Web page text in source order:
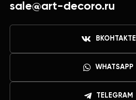
sale@art-decoro.ru
ВКОНТАКТЕ
WHATSAPP
TELEGRAM